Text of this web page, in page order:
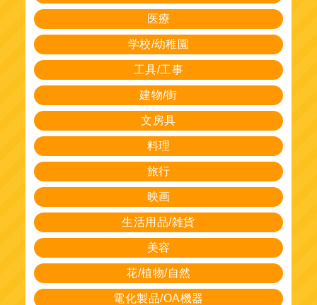
医療
学校/幼稚園
工具/工事
建物/街
文房具
料理
旅行
映画
生活用品/雑貨
美容
花/植物/自然
電化製品/OA機器